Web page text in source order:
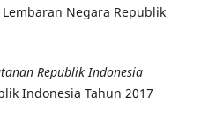
Negara Republik
Republik Indonesia
Indonesia Tahun 2017